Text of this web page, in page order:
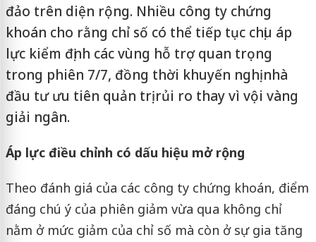
đảo trên diện rộng. Nhiều công ty chứng
khoán cho rằng chỉ số có thể tiếp tục chịu áp
lực kiểm định các vùng hỗ trợ quan trọng
trong phiên 7/7, đồng thời khuyến nghị nhà
đầu tư ưu tiên quản trị rủi ro thay vì vội vàng
giải ngân.
Áp lực điều chỉnh có dấu hiệu mở rộng
Theo đánh giá của các công ty chứng khoán, điểm
đáng chú ý của phiên giảm vừa qua không chỉ
nằm ở mức giảm của chỉ số mà còn ở sự gia tăng